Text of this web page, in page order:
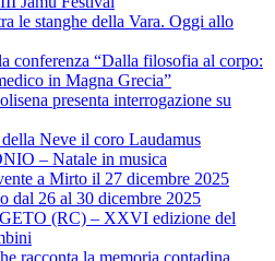
le stanghe della Vara. Oggi allo
conferenza “Dalla filosofia al corpo:
in Magna Grecia”
presenta interrogazione su
Neve il coro Laudamus
– Natale in musica
a Mirto il 27 dicembre 2025
26 al 30 dicembre 2025
(RC) – XXVI edizione del